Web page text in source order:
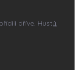
dříve. Hustý,